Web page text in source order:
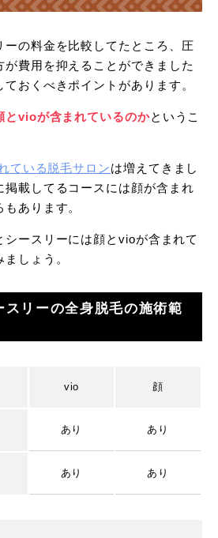
ーの料金を比較してたところ、圧
費用を抑えることができました
おくべきポイントがあります。
とvioが含まれているのかというこ
ている脱毛サロンは増えてきまし
掲載してるコースには顔が含まれ
あります。
シースリーには顔とvioが含まれて
しょう。
スリーの全身脱毛の施術範
vio 顔
あり あり
あり あり